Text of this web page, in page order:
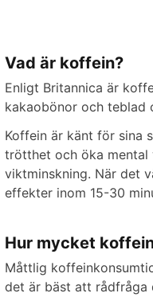
Vad är koffein?
Enligt Britannica är
kakaobönor och teblad
Koffein är känt för sina
trötthet och öka mental
viktminskning. När det
effekter inom 15-30
Hur mycket
Måttlig
det är bäst att rådfråga